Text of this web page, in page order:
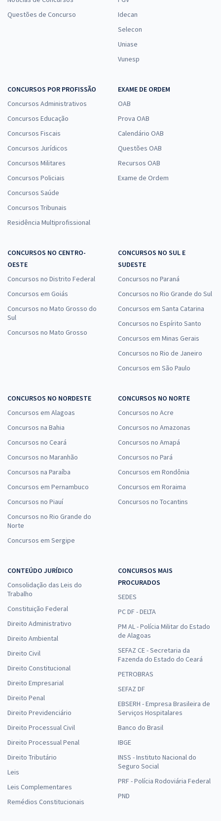
Questões de Concurso
Idecan
Selecon
Uniase
Vunesp
CONCURSOS POR PROFISSÃO
Concursos Administrativos
Concursos Educação
Concursos Fiscais
Concursos Jurídicos
Concursos Militares
Concursos Policiais
Concursos Saúde
Concursos Tribunais
Residência Multiprofissional
EXAME DE ORDEM
OAB
Prova OAB
Calendário OAB
Questões OAB
Recursos OAB
Exame de Ordem
CONCURSOS NO CENTRO-
OESTE
Concursos no Distrito Federal
Concursos em Goiás
Concursos no Mato Grosso do
Sul
Concursos no Mato Grosso
CONCURSOS NO SUL E
SUDESTE
Concursos no Paraná
Concursos no Rio Grande do Sul
Concursos em Santa Catarina
Concursos no Espírito Santo
Concursos em Minas Gerais
Concursos no Rio de Janeiro
Concursos em São Paulo
CONCURSOS NO NORDESTE
Concursos em Alagoas
Concursos na Bahia
Concursos no Ceará
Concursos no Maranhão
Concursos na Paraíba
Concursos em Pernambuco
Concursos no Piauí
Concursos no Rio Grande do
Norte
Concursos em Sergipe
CONCURSOS NO NORTE
Concursos no Acre
Concursos no Amazonas
Concursos no Amapá
Concursos no Pará
Concursos em Rondônia
Concursos em Roraima
Concursos no Tocantins
CONTEÚDO JURÍDICO
Consolidação das Leis do
Trabalho
Constituição Federal
Direito Administrativo
Direito Ambiental
Direito Civil
Direito Constitucional
Direito Empresarial
Direito Penal
Direito Previdenciário
Direito Processual Civil
Direito Processual Penal
Direito Tributário
Leis
Leis Complementares
Remédios Constitucionais
CONCURSOS MAIS
PROCURADOS
SEDES
PC DF - DELTA
PM AL - Polícia Militar do Estado
de Alagoas
SEFAZ CE - Secretaria da
Fazenda do Estado do Ceará
PETROBRAS
SEFAZ DF
EBSERH - Empresa Brasileira de
Serviços Hospitalares
Banco do Brasil
IBGE
INSS - Instituto Nacional do
Seguro Social
PRF - Polícia Rodoviária Federal
PND